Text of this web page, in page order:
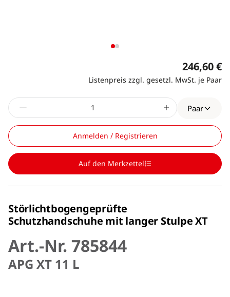
246,60 €
Listenpreis zzgl. gesetzl. MwSt. je Paar
Paar
Anmelden / Registrieren
Auf den Merkzettel
Störlichtbogengeprüfte
Schutzhandschuhe mit langer Stulpe XT
Art.-Nr. 785844
APG XT 11 L